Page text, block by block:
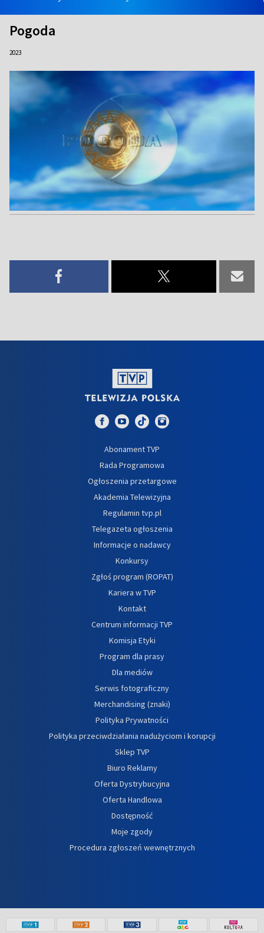
Pogoda
2023
Abonament TVP
Rada Programowa
Ogłoszenia przetargowe
Akademia Telewizyjna
Regulamin tvp.pl
Telegazeta ogłoszenia
Informacje o nadawcy
Konkursy
Zgłoś program (ROPAT)
Kariera w TVP
Kontakt
Centrum informacji TVP
Komisja Etyki
Program dla prasy
Dla mediów
Serwis fotograficzny
Merchandising (znaki)
Polityka Prywatności
Polityka przeciwdziałania nadużyciom i korupcji
Sklep TVP
Biuro Reklamy
Oferta Dystrybucyjna
Oferta Handlowa
Dostępność
Moje zgody
Procedura zgłoszeń wewnętrznych